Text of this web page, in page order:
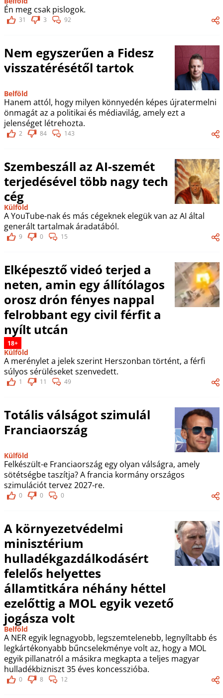
Én meg csak pislogok.
31 3 92
Nem egyszerűen a Fidesz
visszatérésétől tartok
Belföld
Hanem attól, hogy milyen könnyedén képes újratermelni
önmagát az a politikai és médiavilág, amely ezt a
jelenséget létrehozta.
2 84 143
Szembeszáll az AI-szemét
terjedésével több nagy tech
cég
Külföld
A YouTube-nak és más cégeknek elegük van az AI által
generált tartalmak áradatából.
9 0 15
Elképesztő videó terjed a
neten, amin egy állítólagos
orosz drón fényes nappal
felrobbant egy civil férfit a
nyílt utcán
18+
Külföld
A merénylet a jelek szerint Herszonban történt, a férfi
súlyos sérüléseket szenvedett.
1 11 49
Totális válságot szimulál
Franciaország
Külföld
Felkészült-e Franciaország egy olyan válságra, amely
sötétségbe taszítja? A francia kormány országos
szimulációt tervez 2027-re.
0 0 0
A környezetvédelmi
minisztérium
hulladékgazdálkodásért
felelős helyettes
államtitkára néhány héttel
ezelőttig a MOL egyik vezető
jogásza volt
Belföld
A NER egyik legnagyobb, legszemtelenebb, legnyíltabb és
legkártékonyabb bűncselekménye volt az, hogy a MOL
egyik pillanatról a másikra megkapta a teljes magyar
hulladékbizniszt 35 éves koncesszióba.
0 8 12